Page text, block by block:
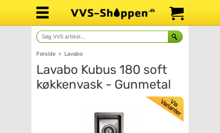
Forside > Lavabo
Lavabo Kubus 180 soft
køkkenvask - Gunmetal